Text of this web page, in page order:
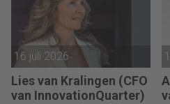
16 juli 2026
Lies van Kralingen (CFO
van InnovationQuarter)